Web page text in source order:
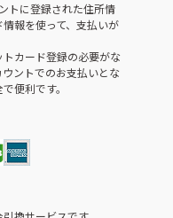
トに登録された住所情
報を使って、支払いが
カード登録の必要がな
ントでのお支払いとな
便利です。